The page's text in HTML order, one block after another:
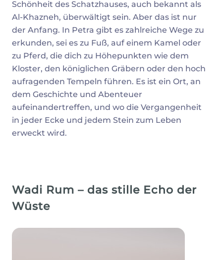
Schönheit des Schatzhauses, auch bekannt als
Al-Khazneh, überwältigt sein. Aber das ist nur
der Anfang. In Petra gibt es zahlreiche Wege zu
erkunden, sei es zu Fuß, auf einem Kamel oder
zu Pferd, die dich zu Höhepunkten wie dem
Kloster, den königlichen Gräbern oder den hoch
aufragenden Tempeln führen. Es ist ein Ort, an
dem Geschichte und Abenteuer
aufeinandertreffen, und wo die Vergangenheit
in jeder Ecke und jedem Stein zum Leben
erweckt wird.
Wadi Rum – das stille Echo der
Wüste